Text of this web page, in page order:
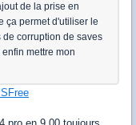
de la prise en
ça permet d'utiliser le
de corruption de saves
mettre mon